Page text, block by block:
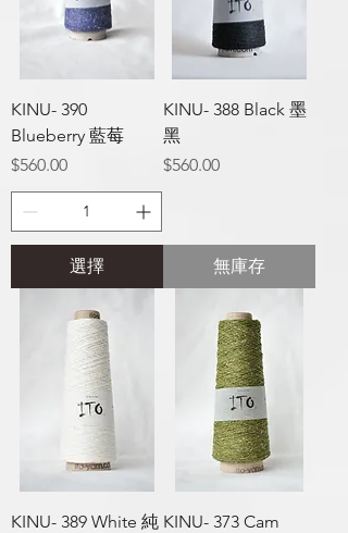
KINU- 390
Blueberry 藍莓
價格
$560.00
選擇
KINU- 388 Black 墨
黑
價格
$560.00
無庫存
KINU- 389 White 純 KINU- 373 Cam